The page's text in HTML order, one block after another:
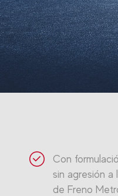
Con
sin agresión a
de Freno